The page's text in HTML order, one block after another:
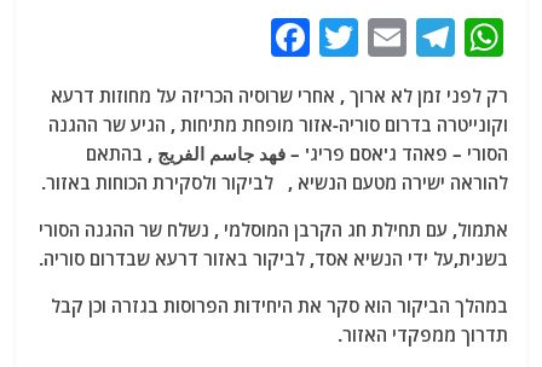
W
at
s
A
p
p
T
el
e
g
ra
m
E
ai
l
T
itt
er
c
e
b
o
o
k
רק לפני זמן לא ארוך , אחרי שרוסיה הכריזה על מחוזות דרעא
וקונייטרה בדרום סוריה-אזור מופחת מתיחות , הגיע שר ההגנה
הסורי – פאהד ג'אסם פריג' – فهد جاسم الفريج , בהתאם
להוראה ישירה מטעם הנשיא , לביקור ולסקירת הכוחות באזור.
אתמול, עם תחילת חג הקרבן המוסלמי , נשלח שר ההגנה הסורי
בשנית,על ידי הנשיא אסד, לביקור באזור דרעא שבדרום סוריה.
במהלך הביקור הוא סקר את היחידות הפרוסות בגזרה וכן קבל
תדרוך ממפקדי האזור.